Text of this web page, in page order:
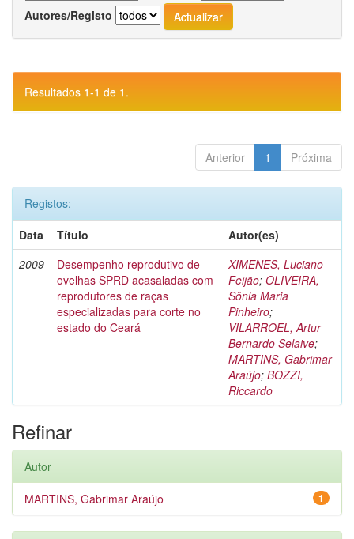
Autores/Registo
Resultados 1-1 de 1.
Anterior 1 Próxima
Registos:
Data
Título
Autor(es)
2009
Desempenho reprodutivo de
ovelhas SPRD acasaladas com
reprodutores de raças
especializadas para corte no
estado do Ceará
XIMENES, Luciano
Feijão; OLIVEIRA,
Sônia Maria
Pinheiro;
VILARROEL, Artur
Bernardo Selaive;
MARTINS, Gabrimar
Araújo; BOZZI,
Riccardo
Refinar
Autor
1
MARTINS, Gabrimar Araújo